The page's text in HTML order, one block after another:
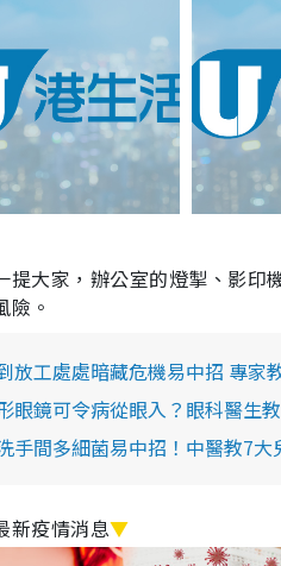
提大家，辦公室的燈掣、影印
險。
放工處處暗藏危機易中招 專家
眼鏡可令病從眼入？眼科醫生
手間多細菌易中招！中醫教7
新疫情消息▼